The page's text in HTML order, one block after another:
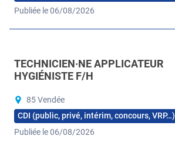
Publiée le 06/08/2026
TECHNICIEN·NE APPLICATEUR
HYGIÉNISTE F/H
85 Vendée
CDI (public, privé, intérim, concours, VRP…)
Publiée le 06/08/2026